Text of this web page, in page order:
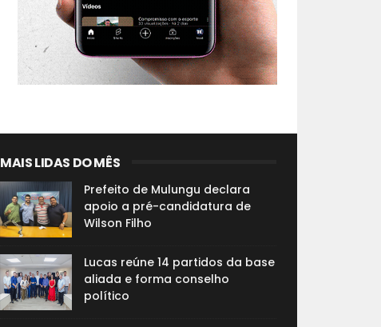
MAIS LIDAS DO MÊS
Prefeito de Mulungu declara
apoio a pré-candidatura de
Wilson Filho
Lucas reúne 14 partidos da base
aliada e forma conselho
político